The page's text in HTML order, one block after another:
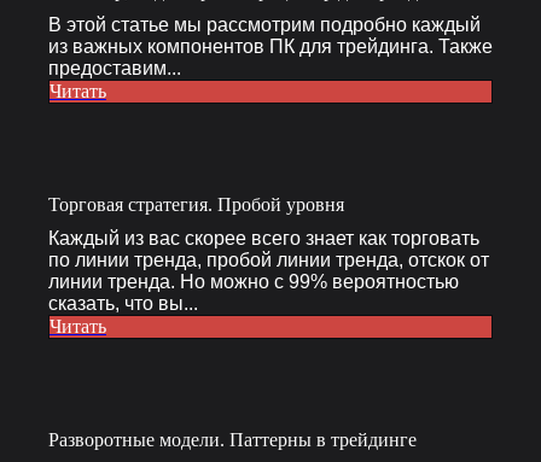
В этой статье мы рассмотрим подробно каждый
из важных компонентов ПК для трейдинга. Также
предоставим...
Читать
Торговая стратегия. Пробой уровня
Каждый из вас скорее всего знает как торговать
по линии тренда, пробой линии тренда, отскок от
линии тренда. Но можно с 99% вероятностью
сказать, что вы...
Читать
Разворотные модели. Паттерны в трейдинге